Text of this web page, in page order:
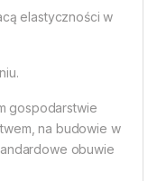
elastyczności w
gospodarstwie
na budowie w
obuwie